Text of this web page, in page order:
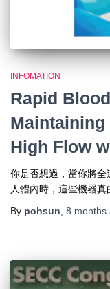
INFOMATION
Rapid
Maintaining
High Flow
你是否想過，當你將全
人體內時，這些機器
By pohsun, 8 months